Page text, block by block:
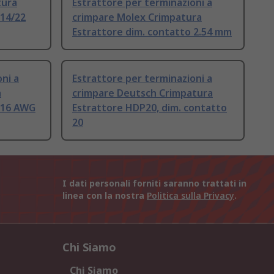
22
crimpare Molex Crimpatura
Estrattore dim. contatto 2.54 mm
a
AWG
Estrattore per terminazioni a
crimpare Deutsch Crimpatura
Estrattore HDP20, dim. contatto
20
I dati personali forniti saranno trattati in
linea con la nostra Politica sulla Privacy.
Chi Siamo
Chi Siamo